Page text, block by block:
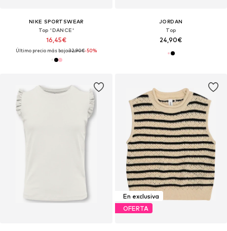
NIKE SPORTSWEAR
Top 'DANCE'
16,45€
Último precio más bajo:32,90€-50%
JORDAN
Top
24,90€
En exclusiva
OFERTA